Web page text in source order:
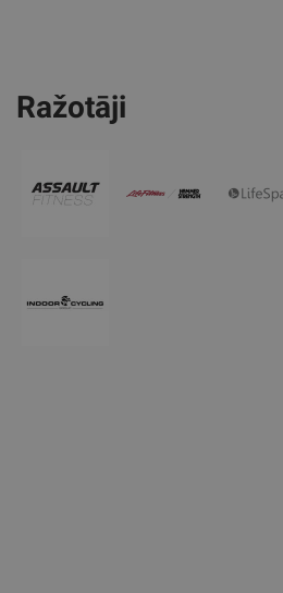
Ražotāji